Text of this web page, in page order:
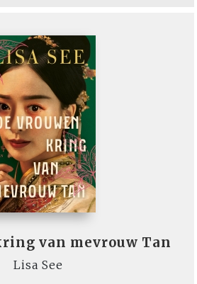
van mevrouw Tan
Lisa See